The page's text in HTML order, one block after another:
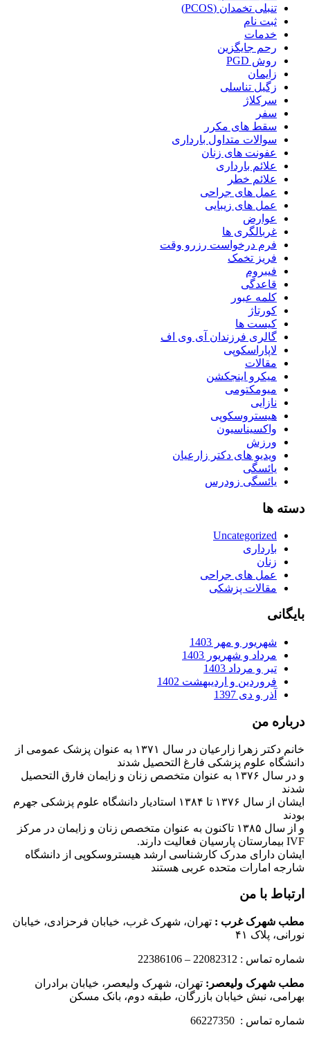
تنبلی تخمدان (PCOS)
ثبت نام
خدمات
رحم جایگزین
روش PGD
زایمان
زگیل تناسلی
سرکلاژ
سفر
سقط های مکرر
سوالات متداول بارداری
عفونت های زنان
علائم بارداری
علائم خطر
عمل های جراحی
عمل های زیبایی
عوارض
غربالگری ها
فرم درخواست رزرو وقت
فریز تخمک
فیبروم
قاعدگی
کلمه عبور
کورتاژ
کیست ها
گالری فرزندان آی وی اف
لاپاراسکوپی
مقالات
میکرو اینجکشن
میومکتومی
نازایی
هیستروسکوپی
واکسیناسیون
ورزش
ویدیو های دکتر زارعیان
یائسگی
یائسگی زودرس
دسته ها
Uncategorized
بارداری
زنان
عمل های جراحی
مقالات پزشکی
بایگانی
شهریور و مهر 1403
مرداد و شهریور 1403
تیر و مرداد 1403
فروردین و اردیبهشت 1402
آذر و دی 1397
درباره من
خانم دکتر زهرا زارعیان در سال ۱۳۷۱ به عنوان پزشک عمومی از
دانشگاه علوم پزشکی فارغ التحصیل شدند
و در سال ۱۳۷۶ به عنوان متخصص زنان و زایمان فارق التحصیل
شدند
ایشان از سال ۱۳۷۶ تا ۱۳۸۴ استادیار دانشگاه علوم پزشکی جهرم
بودند
و از سال ۱۳۸۵ تاکنون به عنوان متخصص زنان و زایمان در مرکز
IVF بیمارستان پارسیان فعالیت دارند.
ایشان دارای مدرک کارشناسی ارشد هیستروسکوپی از دانشگاه
شارجه امارات متحده عربی هستند
ارتباط با من
مطب شهرک غرب : تهران، شهرک غرب، خیابان فرحزادی، خیابان
نورانی، پلاک ۴۱
شماره تماس : 22082312 – 22386106
مطب شهرک ولیعصر: تهران، شهرک ولیعصر، خیابان برادران
بهرامی، نبش خیابان بازرگان، طبقه دوم، بانک مسکن
شماره تماس : 66227350